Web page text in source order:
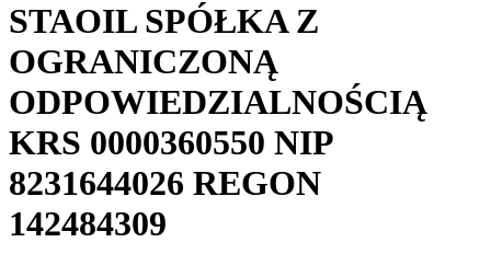
STAOIL SPÓŁKA Z
OGRANICZONĄ
ODPOWIEDZIALNOŚCIĄ
KRS 0000360550 NIP
8231644026 REGON
142484309